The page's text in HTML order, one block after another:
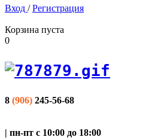
Вход /Регистрация
Корзина пуста
0
8 (906) 245-56-68
| пн-пт с 10:00 до 18:00